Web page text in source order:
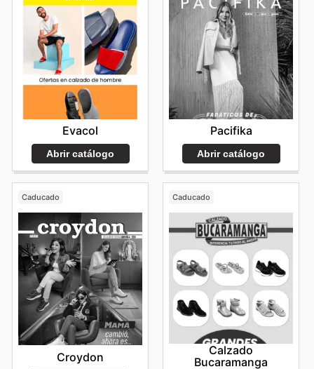
Evacol
Abrir catálogo
Pacifika
Abrir catálogo
Caducado
Croydon
Caducado
Calzado
Bucaramanga